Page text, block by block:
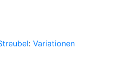
: Variationen